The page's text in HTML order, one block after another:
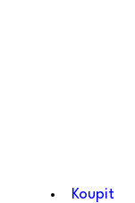
Koupit